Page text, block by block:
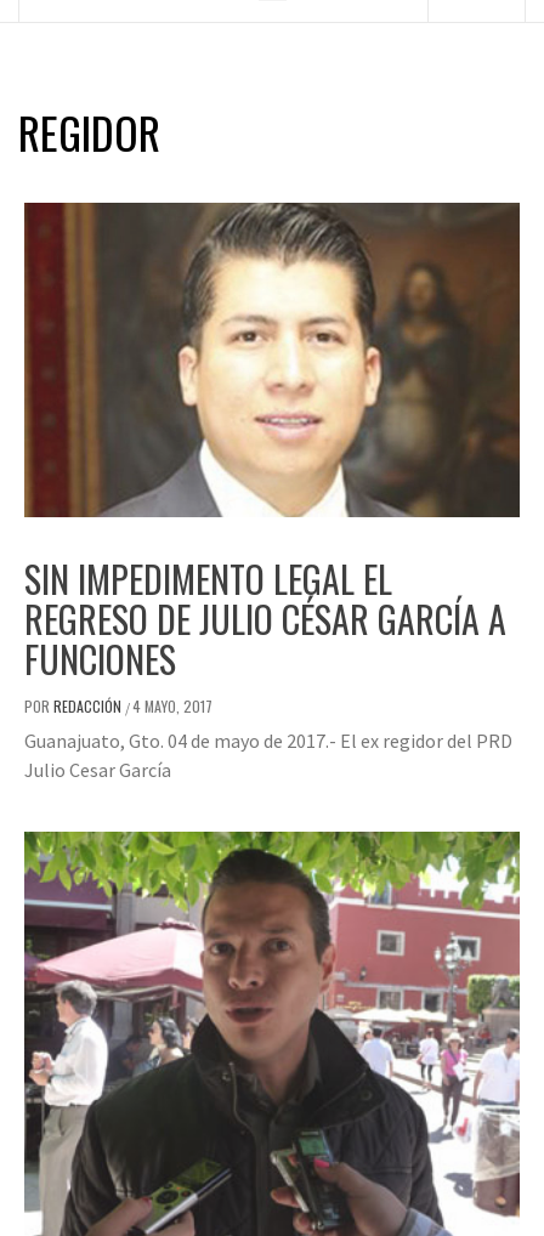
REGIDOR
SIN IMPEDIMENTO LEGAL EL
REGRESO DE JULIO CÉSAR GARCÍA A
FUNCIONES
POR REDACCIÓN /4 MAYO, 2017
Guanajuato, Gto. 04 de mayo de 2017.- El ex regidor del PRD
Julio Cesar García